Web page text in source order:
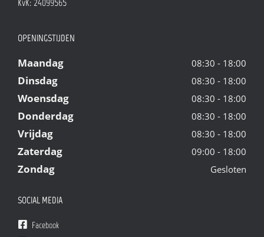
KvK: 24099565
OPENINGSTIJDEN
Maandag 08:30 - 18:00
Dinsdag 08:30 - 18:00
Woensdag 08:30 - 18:00
Donderdag 08:30 - 18:00
Vrijdag 08:30 - 18:00
Zaterdag 09:00 - 18:00
Zondag Gesloten
SOCIAL MEDIA
Facebook